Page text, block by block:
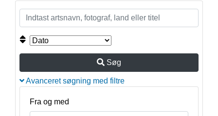
Søg
Avanceret søgning med filtre
Fra og med